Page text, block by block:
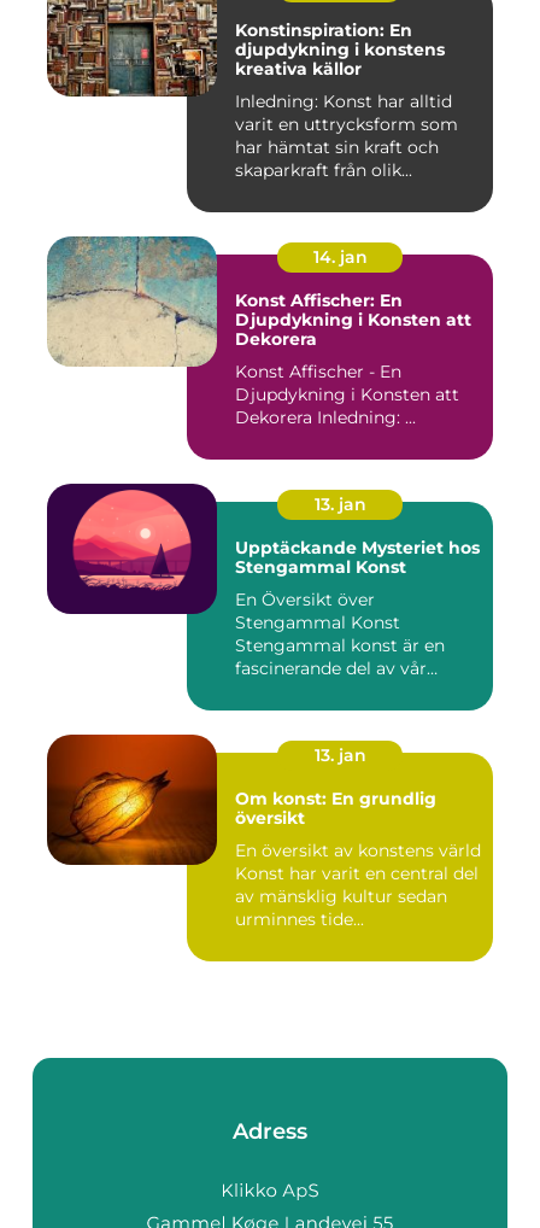
Konstinspiration: En
djupdykning i konstens
kreativa källor
Inledning: Konst har alltid
varit en uttrycksform som
har hämtat sin kraft och
skaparkraft från olik...
14. jan
Konst Affischer: En
Djupdykning i Konsten att
Dekorera
Konst Affischer - En
Djupdykning i Konsten att
Dekorera Inledning: ...
13. jan
Upptäckande Mysteriet hos
Stengammal Konst
En Översikt över
Stengammal Konst
Stengammal konst är en
fascinerande del av vår
13. jan
Om konst: En grundlig
översikt
En översikt av konstens värld
Konst har varit en central del
av mänsklig kultur sedan
urminnes tide...
Adress